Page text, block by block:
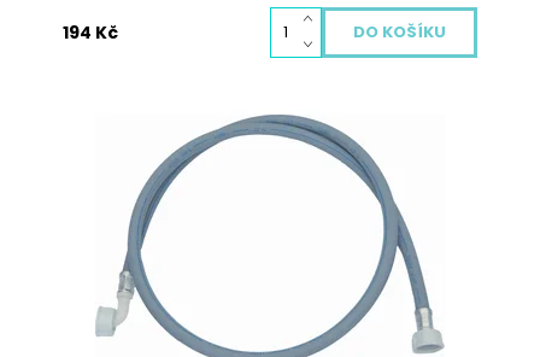
194 Kč
Napouštěcí hadice JOLLY v celkové délce 3,5 m,
3/4“ dodávaná včetně těsnění. Hadice je určená
pro všechny druhy praček a myček nádobí.
Jedna strana obsahuje přímou koncovku a
druhá strana obsahuje koncovku s kolínkem.
Dostupnost: